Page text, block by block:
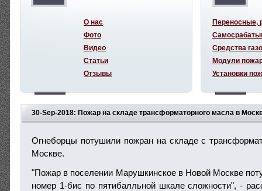
30-Sep-2018: Пожар на складе трансформаторного масла в
Огнеборцы потушили пожран на складе с
Москве.
"Пожар в поселении Марушкинское в Новой Москве
номер 1-бис по пятибалльной шкале сложности", -
О нас
Фото
Видео
Статьи
Отзывы
Переносные,
Средства
Модули
Установки